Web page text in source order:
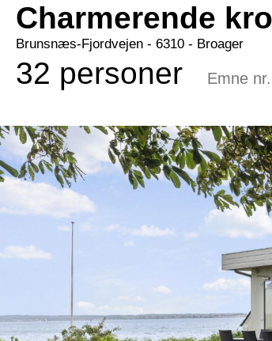
Charmerende
Brunsnæs-Fjordvejen - 6310 - Broager
32 personer Emne